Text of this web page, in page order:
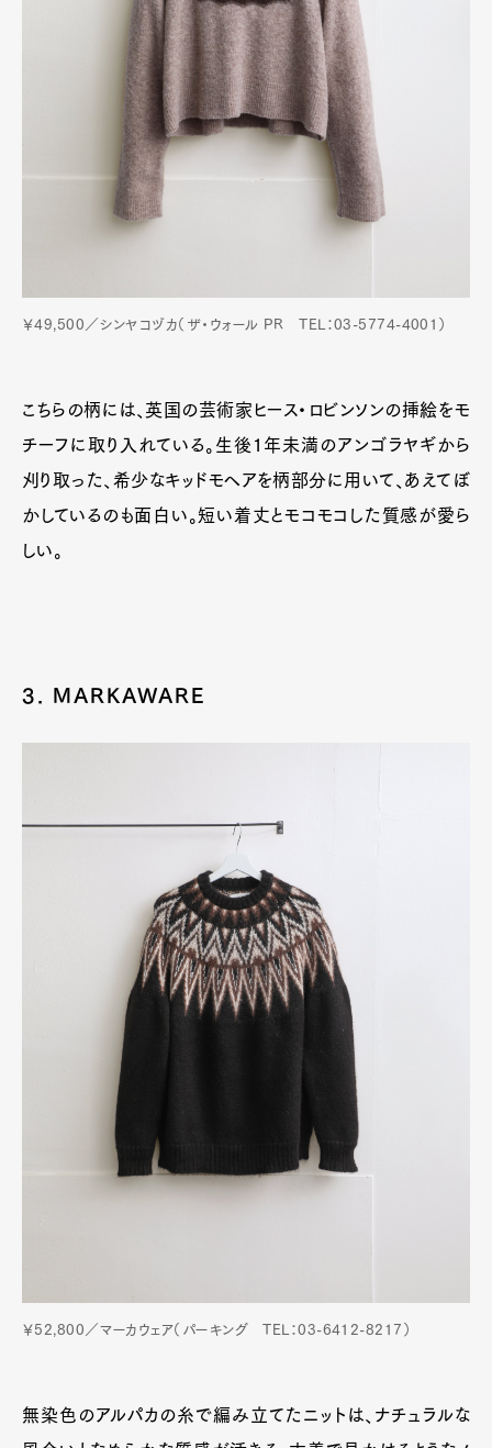
￥49,500／シンヤコヅカ（ザ・ウォール PR TEL：03-5774-4001）
こちらの柄には、英国の芸術家ヒース・ロビンソンの挿絵をモ
チーフに取り入れている。生後1年未満のアンゴラヤギから
刈り取った、希少なキッドモヘアを柄部分に用いて、あえてぼ
かしているのも面白い。短い着丈とモコモコした質感が愛ら
しい。
3. MARKAWARE
￥52,800／マーカウェア（パーキング TEL：03-6412-8217）
無染色のアルパカの糸で編み立てたニットは、ナチュラルな